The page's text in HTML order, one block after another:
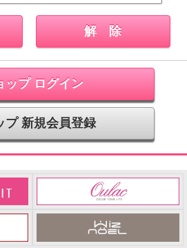
ップ ログイン
プ 新規会員登録